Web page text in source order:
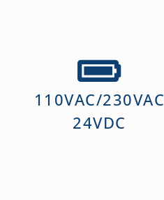
110VAC/230VAC
24VDC